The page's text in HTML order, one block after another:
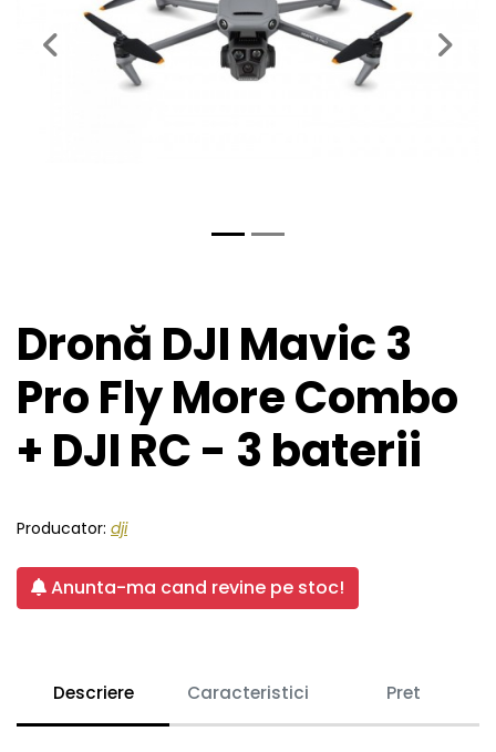
Previous Next
Dronă DJI Mavic 3
Pro Fly More Combo
+ DJI RC - 3 baterii
Producator: dji
Anunta-ma cand revine pe stoc!
Descriere Caracteristici Pret